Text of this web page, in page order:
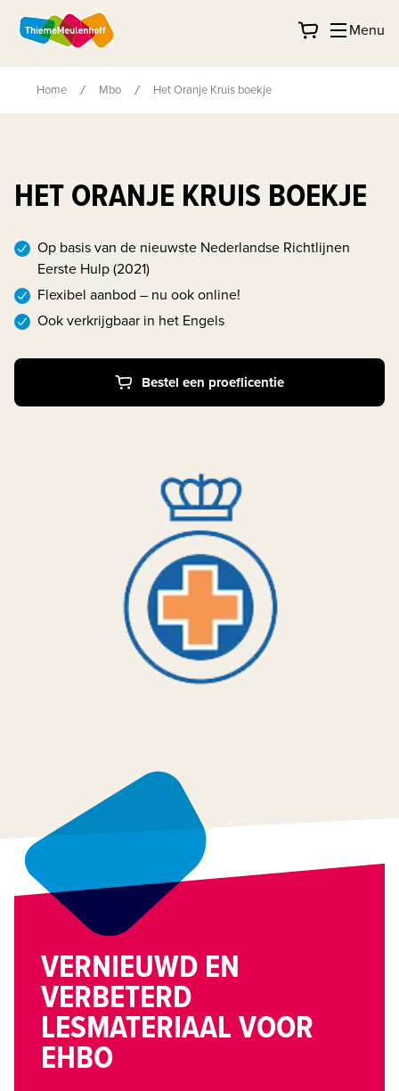
Menu
Home Mbo Het Oranje Kruis boekje
HET ORANJE KRUIS BOEKJE
Op basis van de nieuwste Nederlandse Richtlijnen
Eerste Hulp (2021)
Flexibel aanbod – nu ook online!
Ook verkrijgbaar in het Engels
Bestel een proeflicentie
VERNIEUWD EN
VERBETERD
LESMATERIAAL VOOR
EHBO